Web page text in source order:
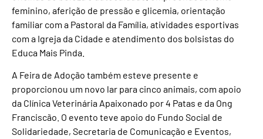
feminino, aferição de pressão e glicemia, orientação
familiar com a Pastoral da Família, atividades esportivas
com a Igreja da Cidade e atendimento dos bolsistas do
Educa Mais Pinda.
A Feira de Adoção também esteve presente e
proporcionou um novo lar para cinco animais, com apoio
da Clínica Veterinária Apaixonado por 4 Patas e da Ong
Franciscão. O evento teve apoio do Fundo Social de
Solidariedade, Secretaria de Comunicação e Eventos,